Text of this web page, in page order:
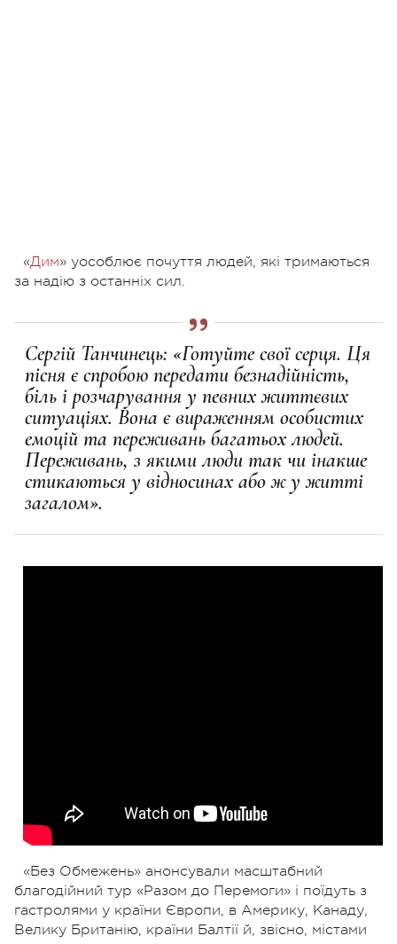
«Дим» уособлює почуття людей, які тримаються
за надію з останніх сил.
Сергій Танчинець: «Готуйте свої серця. Ця
пісня є спробою передати безнадійність,
біль і розчарування у певних життєвих
ситуаціях. Вона є вираженням особистих
емоцій та переживань багатьох людей.
Переживань, з якими люди так чи інакше
стикаються у відносинах або ж у житті
загалом».
«Без Обмежень» анонсували масштабний
благодійний тур «Разом до Перемоги» і поїдуть з
гастролями у країни Європи, в Америку, Канаду,
Велику Британію, країни Балтії й, звісно, містами